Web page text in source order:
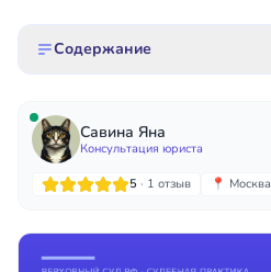
Содержание
Савина Яна
Консультация юриста
5 · 1 отзыв 📍 Москва